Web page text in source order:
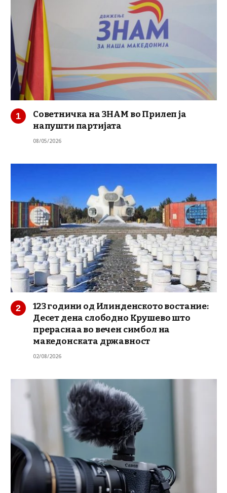
Советничка на ЗНАМ во Прилеп ја
напушти партијата
08/05/2026
123 години од Илинденското востание:
Десет дена слободно Крушево што
прераснаа во вечен симбол на
македонската државност
02/08/2026